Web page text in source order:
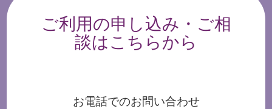
ご利用の申し込み・ご相
談はこちらから
お電話でのお問い合わせ